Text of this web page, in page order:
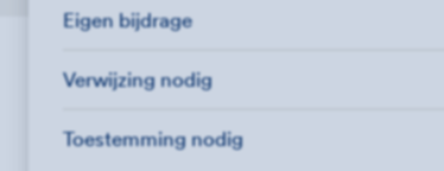
Eigen bijdrage
Verwijzing nodig
Toestemming nodig